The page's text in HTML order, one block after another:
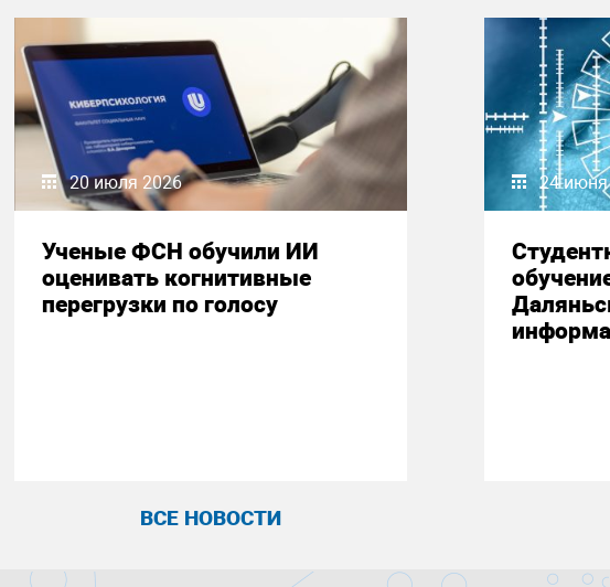
20 июля 2026
Ученые ФСН обучили ИИ
оценивать когнитивные
перегрузки по голосу
24
ВСЕ НОВОСТИ